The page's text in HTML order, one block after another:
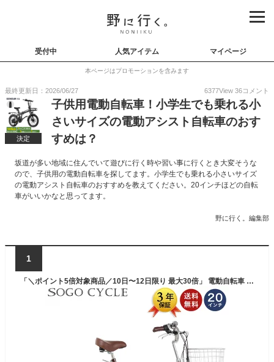
受付中 人気アイテム マイページ
本ページはプロモーションを含みます
最終更新日：2026/06/27 6377View 36コメント
決定
子供用電動自転車！小学生でも乗れる小
さいサイズの電動アシスト自転車のおす
すめは？
坂道が多い地域に住んでいて遊びに行く時や習い事に行くとき大変そうな
ので、子供用の電動自転車を探してます。小学生でも乗れる小さいサイズ
の電動アシスト自転車のおすすめを教えてください。20インチほどの自転
車がいいかなと思ってます。
野に行く。編集部
1
「＼ポイント5倍対象商品／10日〜12日限り 最大30倍」 電動自転車 20インチ 電動アシスト自転車 シマノ3段変速搭載 |折りたたみ電動自転車 型式認定 両立スタンド 小径車 おしゃれ おすすめ 通勤 通学 ギフト 送料無料 「DA203」